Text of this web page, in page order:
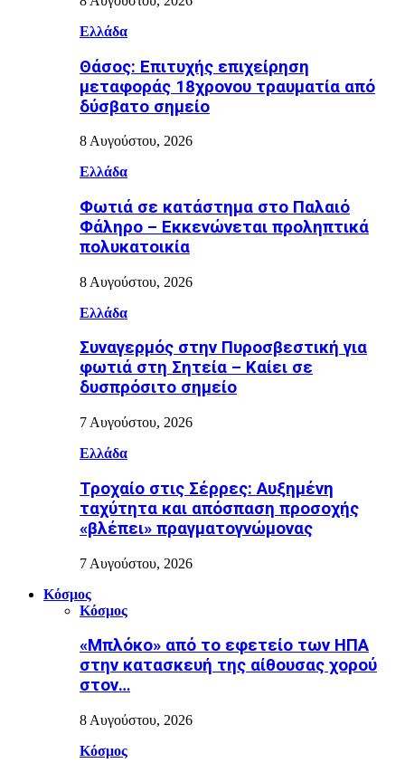
Ελλάδα
Θάσος: Επιτυχής επιχείρηση
μεταφοράς 18χρονου τραυματία από
δύσβατο σημείο
8 Αυγούστου, 2026
Ελλάδα
Φωτιά σε κατάστημα στο Παλαιό
Φάληρο – Εκκενώνεται προληπτικά
πολυκατοικία
8 Αυγούστου, 2026
Ελλάδα
Συναγερμός στην Πυροσβεστική για
φωτιά στη Σητεία – Καίει σε
δυσπρόσιτο σημείο
7 Αυγούστου, 2026
Ελλάδα
Τροχαίο στις Σέρρες: Αυξημένη
ταχύτητα και απόσπαση προσοχής
«βλέπει» πραγματογνώμονας
7 Αυγούστου, 2026
Κόσμος
Κόσμος
«Μπλόκο» από το εφετείο των ΗΠΑ
στην κατασκευή της αίθουσας χορού
στον…
8 Αυγούστου, 2026
Κόσμος